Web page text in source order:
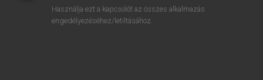
Használja ezt a kapcsolót az összes alkalmazás
engedélyezéséhez/letiltásához.